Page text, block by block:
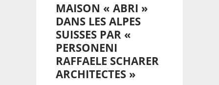
MAISON « ABRI »
DANS LES ALPES
SUISSES PAR «
PERSONENI
RAFFAELE SCHARER
ARCHITECTES »